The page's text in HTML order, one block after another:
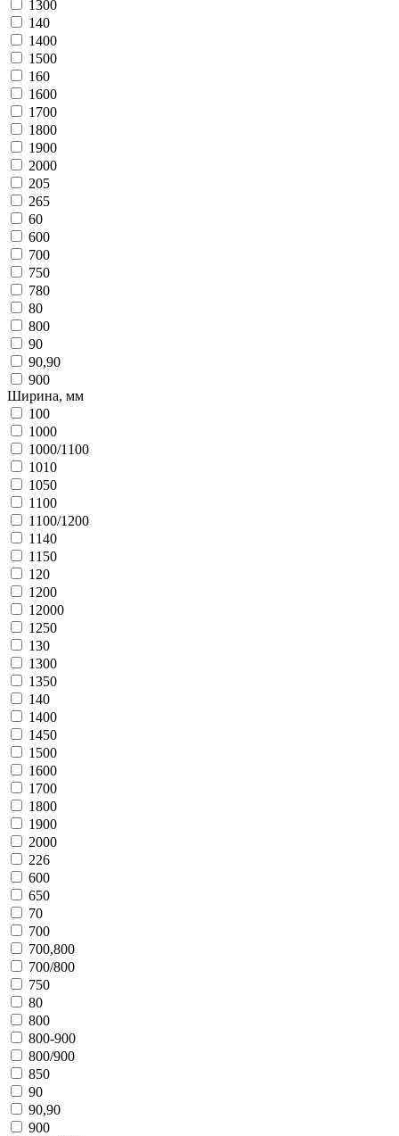
1300
140
1400
1500
160
1600
1700
1800
1900
2000
205
265
60
600
700
750
780
80
800
90
90,90
900
Ширина, мм
100
1000
1000/1100
1010
1050
1100
1100/1200
1140
1150
120
1200
12000
1250
130
1300
1350
140
1400
1450
1500
1600
1700
1800
1900
2000
226
600
650
70
700
700,800
700/800
750
80
800
800-900
800/900
850
90
90,90
900